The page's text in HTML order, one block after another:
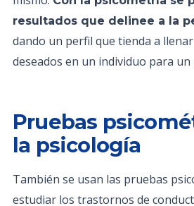
resultados que delinee a la
dando un perfil que tienda a
deseados en un individuo para un
Pruebas
la psicología
También se usan las pruebas
estudiar los trastornos de